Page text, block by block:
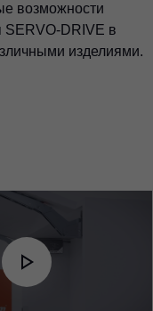
возможности
SERVO-DRIVE в
изделиями.